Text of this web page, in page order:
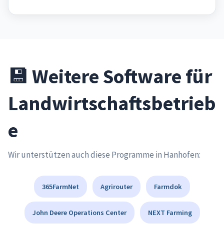
💾 Weitere Software für
Landwirtschaftsbetrieb
e
Wir unterstützen auch diese Programme in Hanhofen:
365FarmNet Agrirouter Farmdok
John Deere Operations Center NEXT Farming